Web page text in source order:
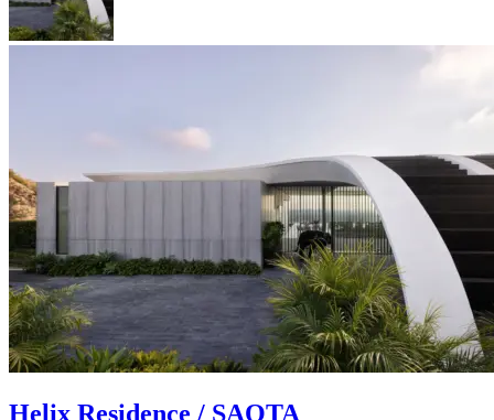
Helix Residence / SAOTA